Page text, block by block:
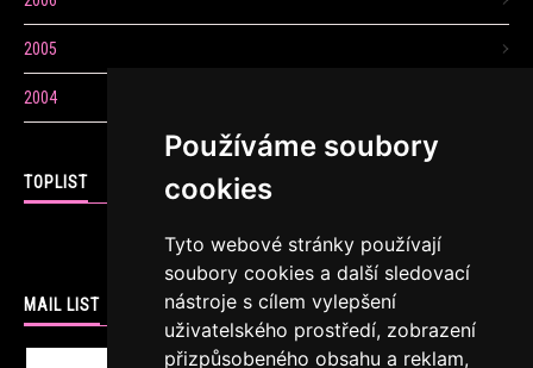
Používáme soubory
cookies
Tyto webové stránky používají
soubory cookies a další sledovací
nástroje s cílem vylepšení
uživatelského prostředí, zobrazení
přizpůsobeného obsahu a reklam,
2005
2004
TOPLIST
MAIL LIST